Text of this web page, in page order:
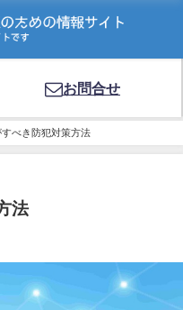
お問合せ
べき防犯対策方法
法